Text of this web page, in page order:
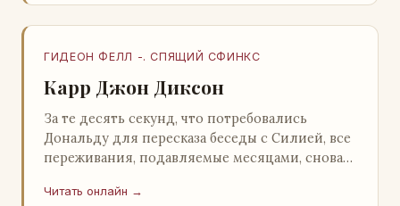
ГИДЕОН ФЕЛЛ -. СПЯЩИЙ СФИНКС
Карр Джон Диксон
За те десять секунд, что потребовались
Дональду для пересказа беседы с Силией, все
переживания, подавляемые месяцами, снова
среди…
Читать онлайн →